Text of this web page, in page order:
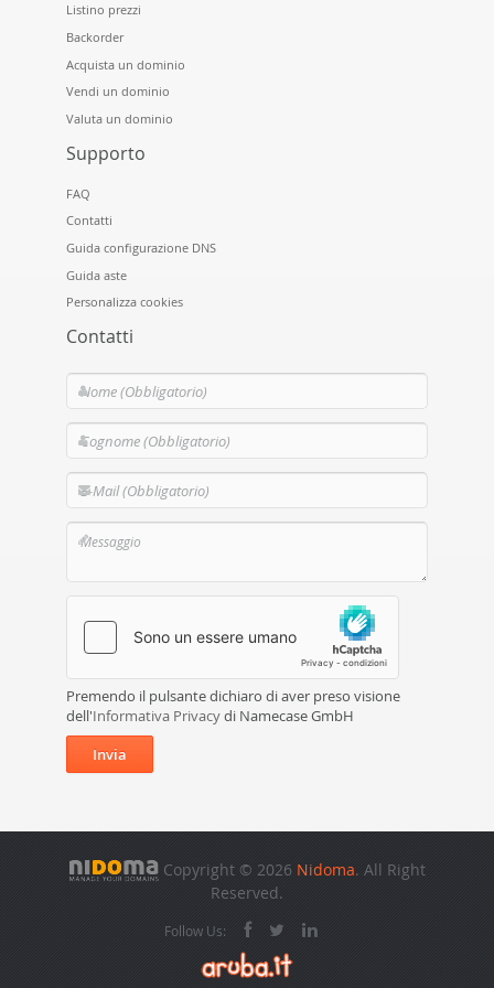
Listino prezzi
Backorder
Acquista un dominio
Vendi un dominio
Valuta un dominio
Supporto
FAQ
Contatti
Guida configurazione DNS
Guida aste
Personalizza cookies
Contatti
Premendo il pulsante dichiaro di aver preso visione
dell'Informativa Privacydi Namecase GmbH
Invia
Copyright © 2026 Nidoma. All Right
Reserved.
Follow Us: